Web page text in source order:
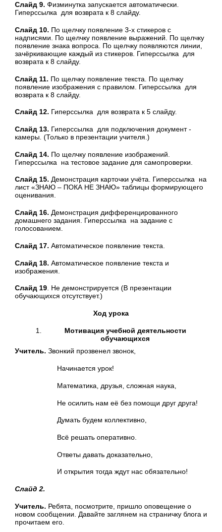
Слайд 9. Физминутка запускается автоматически.
Гиперссылка для возврата к 8 слайду.
Слайд 10. По щелчку появление 3-х стикеров с
надписями. По щелчку появление выражений. По щелчку
появление знака вопроса. По щелчку появляются линии,
зачёркивающие каждый из стикеров. Гиперссылка для
возврата к 8 слайду.
Слайд 11. По щелчку появление текста. По щелчку
появление изображения с правилом. Гиперссылка для
возврата к 8 слайду.
Слайд 12. Гиперссылка для возврата к 5 слайду.
Слайд 13. Гиперссылка для подключения документ -
камеры. (Только в презентации учителя.)
Слайд 14. По щелчку появление изображений.
Гиперссылка на тестовое задание для самопроверки.
Слайд 15. Демонстрация карточки учёта. Гиперссылка на
лист «ЗНАЮ – ПОКА НЕ ЗНАЮ» таблицы формирующего
оценивания.
Слайд 16. Демонстрация дифференцированного
домашнего задания. Гиперссылка на задание с
голосованием.
Слайд 17. Автоматическое появление текста.
Слайд 18. Автоматическое появление текста и
изображения.
Слайд 19. Не демонстрируется (В презентации
обучающихся отсутствует.)
Ход урока
Мотивация учебной деятельности
обучающихся
Учитель. Звонкий прозвенел звонок,
Начинается урок!
Математика, друзья, сложная наука,
Не осилить нам её без помощи друг друга!
Думать будем коллективно,
Всё решать оперативно.
Ответы давать доказательно,
И открытия тогда ждут нас обязательно!
Слайд 2.
Учитель. Ребята, посмотрите, пришло оповещение о
новом сообщении. Давайте заглянем на страничку блога и
прочитаем его.